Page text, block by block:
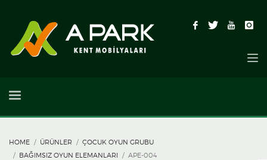
HOME ÜRÜNLER
ÇOCUK OYUN GRUBU
BAĞIMSIZ OYUN ELEMANLARI
APE-004